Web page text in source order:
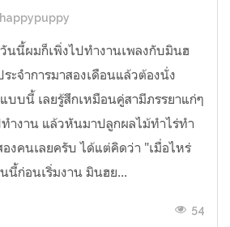
นนี้ผมก็เพิ่งไปทำงานเพลงกับมินฮ
ะจำการมาสองเดือนแล้วต้องนั่ง
บนี้ เลยรู้สึกเหมือนคู่สามีภรรยาแก่ๆ
ทำงาน แล้วหันมาปลูกผลไม้ทำไร่ทำ
งคนเลยครับ ได้แต่คิดว่า "เมื่อไหร่
นี้ก่อนเริ่มงาน มินฮย...
54